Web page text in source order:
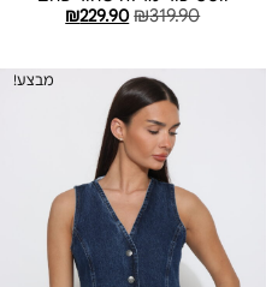
₪319.90
₪229.90
מבצע!